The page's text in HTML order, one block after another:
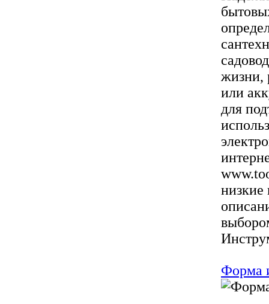
жизни,
или
для
низкие
Форма